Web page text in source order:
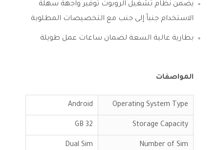
يضمن نظام تشغيل الروبوت توفير واجهة سهلة
الاستخدام جنباً إلى جنب مع التخصيصات المطلوبة
بطارية عالية السعة لضمان ساعات عمل طويلة
المواصفات
Operating System Type
Android
Storage Capacity
32 GB
Number of Sim
Dual Sim